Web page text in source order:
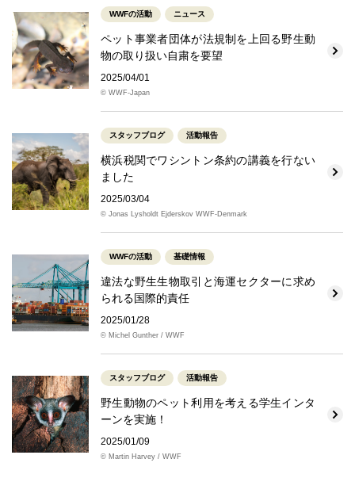
WWFの活動 ニュース
ペット事業者団体が法規制を上回る野生動
物の取り扱い自粛を要望
2025/04/01
© WWF-Japan
スタッフブログ 活動報告
横浜税関でワシントン条約の講義を行ない
ました
2025/03/04
© Jonas Lysholdt Ejderskov WWF-Denmark
WWFの活動 基礎情報
違法な野生生物取引と海運セクターに求め
られる国際的責任
2025/01/28
© Michel Gunther / WWF
スタッフブログ 活動報告
野生動物のペット利用を考える学生インタ
ーンを実施！
2025/01/09
© Martin Harvey / WWF